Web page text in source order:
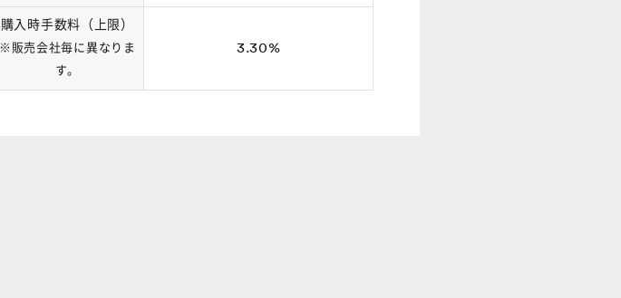
購入時手数料（上限）
※販売会社毎に異なりま
す。
3.30%